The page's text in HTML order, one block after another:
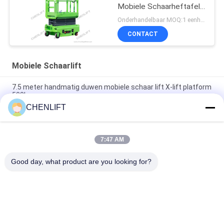
Mobiele Schaarheftafel
Met UitbreidingsplatformOnderhandelbaar MOQ:1 eenheid
CONTACT
Mobiele Schaarlift
7.5 meter handmatig duwen mobiele schaar lift X-lift platform
500kg
14M Kleine Elektrische Schaarhoogwerker Met Gemotoriseerd
Apparaat Laadvermogen Van 450Kg
Mini Handbediende 3,9 Meter Hoogwerkplatform met Anti-Slip
CHENLIFT
7:47 AM
Good day, what product are you looking for?